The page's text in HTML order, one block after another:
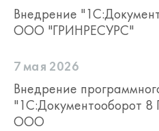
Внедрение
ООО "ГРИНРЕСУРС"
7 мая 2026
Внедрение
"1С:Документооборот
ООО